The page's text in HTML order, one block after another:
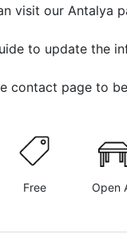
visit our Antalya
to update the
contact page to
Free Open